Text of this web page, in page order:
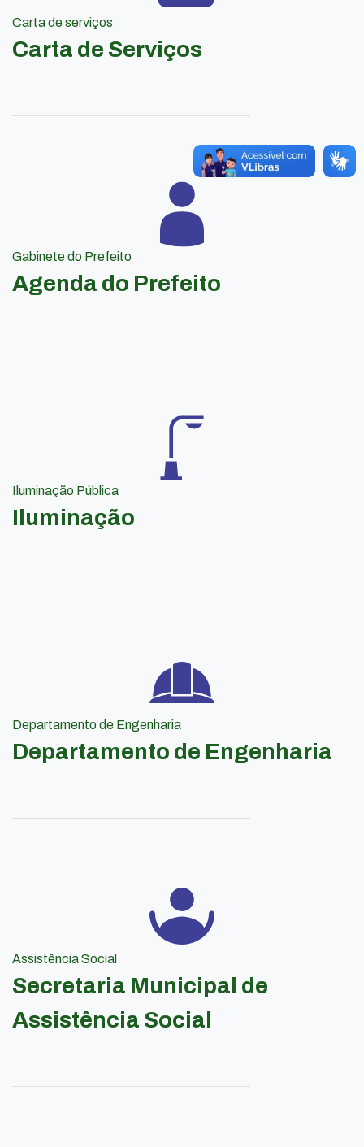
Carta de serviços
Carta de Serviços
Gabinete do Prefeito
Agenda do Prefeito
Iluminação Pública
Iluminação
Departamento de Engenharia
Departamento de Engenharia
Assistência Social
Secretaria Municipal de
Assistência Social